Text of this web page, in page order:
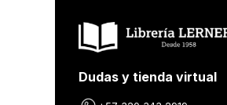
Añadir al Carrito